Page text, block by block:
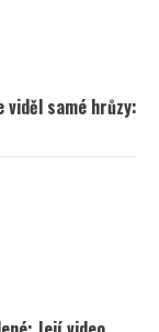
viděl samé hrůzy: